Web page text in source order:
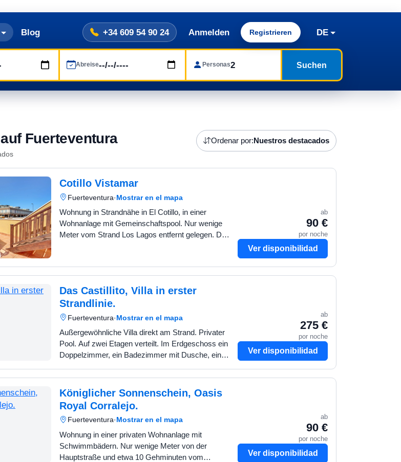
Blog +34 609 54 90 24 Anmelden Registrieren DE
Abreise Personas Suchen
Fuerteventura Ordenar por:Nuestros destacados
Cotillo Vistamar
Fuerteventura·Mostrar en el mapa
Wohnung in Strandnähe in El Cotillo, in einer
Wohnanlage mit Gemeinschaftspool. Nur wenige
Meter vom Strand Los Lagos entfernt gelegen. Die
ab
90 €
por noche
Ver disponibilidad
Das Castillito, Villa in erster
Strandlinie.
Fuerteventura·Mostrar en el mapa
Außergewöhnliche Villa direkt am Strand. Privater
Pool. Auf zwei Etagen verteilt. Im Erdgeschoss ein
Doppelzimmer, ein Badezimmer mit Dusche, ein
Küche, ein Waschbereic…
ab
275 €
por noche
Ver disponibilidad
Königlicher Sonnenschein, Oasis
Royal Corralejo.
Fuerteventura·Mostrar en el mapa
Wohnung in einer privaten Wohnanlage mit
Schwimmbädern. Nur wenige Meter von der
Hauptstraße und etwa 10 Gehminuten vom
ab
90 €
por noche
Ver disponibilidad